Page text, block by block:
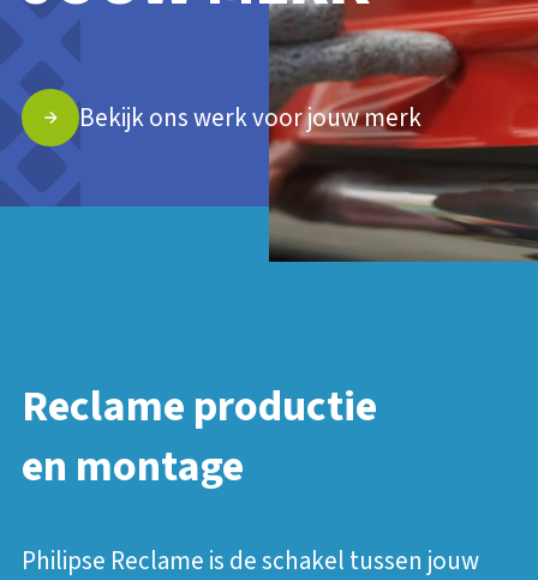
Bekijk ons werk voor jouw merk
Reclame productie
en montage
Philipse Reclame is de schakel tussen jouw